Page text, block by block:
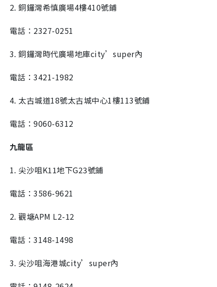
2. 銅鑼灣希慎廣場4樓410號鋪
電話：2327-0251
3. 銅鑼灣時代廣場地庫city’super內
電話：3421-1982
4. 太古城道18號太古城中心1樓113號鋪
電話：9060-6312
九龍區
1. 尖沙咀K11地下G23號鋪
電話：3586-9621
2. 觀塘APM L2-12
電話：3148-1498
3. 尖沙咀海港城city’super內